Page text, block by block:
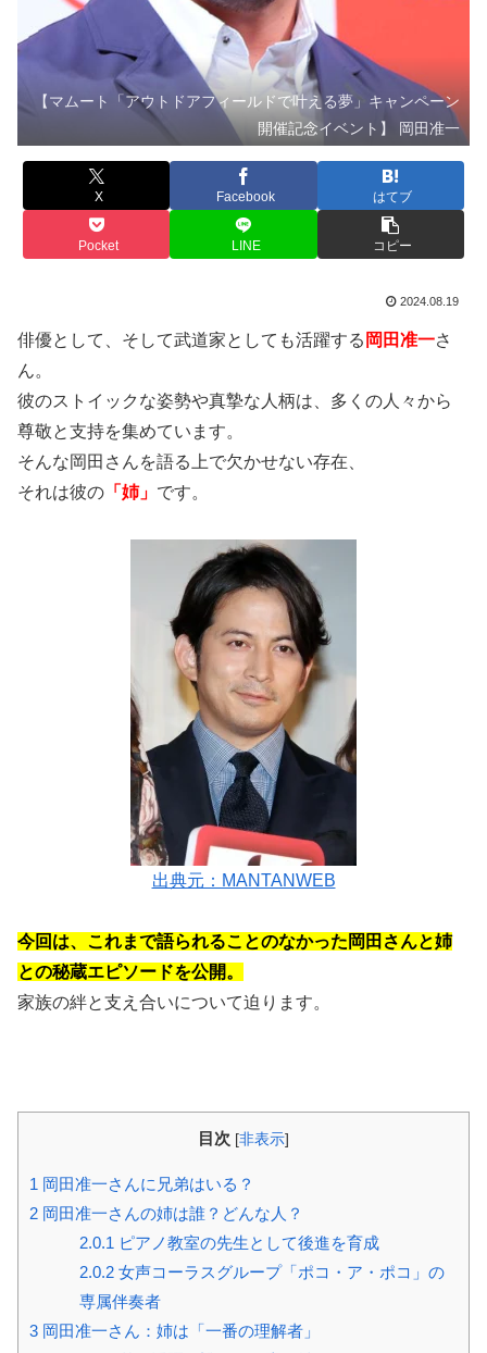
【マムート「アウトドアフィールドで叶える夢」キャンペーン
開催記念イベント】 岡田准一
X Facebook はてブ
Pocket LINE コピー
2024.08.19
俳優として、そして武道家としても活躍する 岡田准一さ
ん。
彼のストイックな姿勢や真摯な人柄は、多くの人々から
尊敬と支持を集めています。
そんな岡田さんを語る上で欠かせない存在、
それは彼の 「姉」 です。
出典元：MANTANWEB
今回は、これまで語られることのなかった岡田さんと姉
との秘蔵エピソードを公開。
家族の絆と支え合いについて迫ります。
目次 [非表示]
1 岡田准一さんに兄弟はいる？
2 岡田准一さんの姉は誰？どんな人？
2.0.1 ピアノ教室の先生として後進を育成
2.0.2女声コーラスグループ「ポコ・ア・ポコ」の
専属伴奏者
3 岡田准一さん：姉は「一番の理解者」